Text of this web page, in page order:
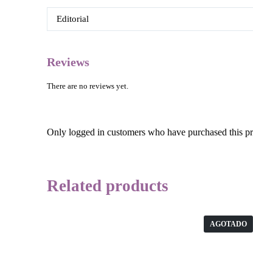
Editorial
Reviews
There are no reviews yet.
Only logged in customers who have purchased this
Related products
AGOTADO